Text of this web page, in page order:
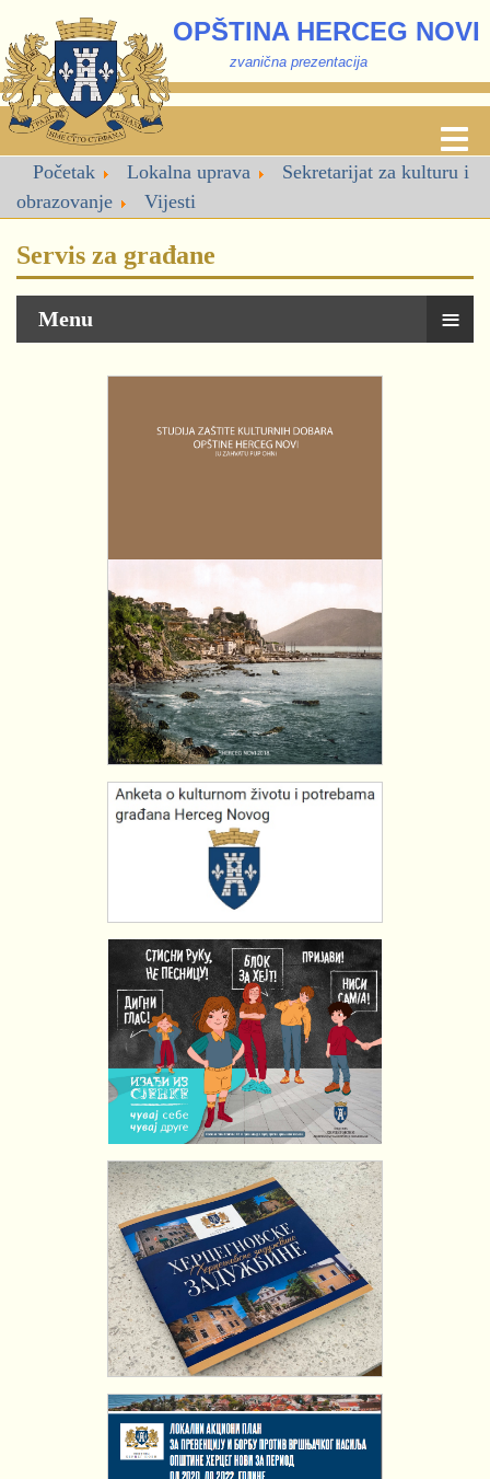
OPŠTINA HERCEG NOVI
zvanična prezentacija
Početak Lokalna uprava
Sekretarijat za kulturu i
obrazovanje
Vijesti
Servis za građane
Menu ≡